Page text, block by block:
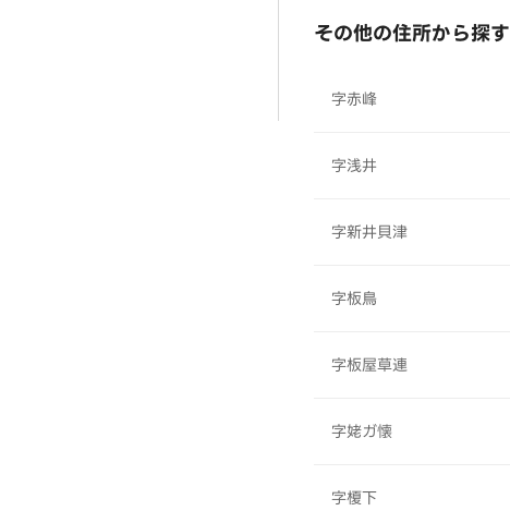
その他の住所から探す
字赤峰
字浅井
字新井貝津
字板鳥
字板屋草連
字姥ガ懐
字榎下